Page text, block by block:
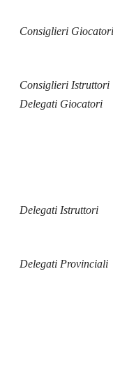
Consiglieri Giocatori
Consiglieri Istruttori
Delegati Giocatori
Delegati Istruttori
Delegati Provinciali